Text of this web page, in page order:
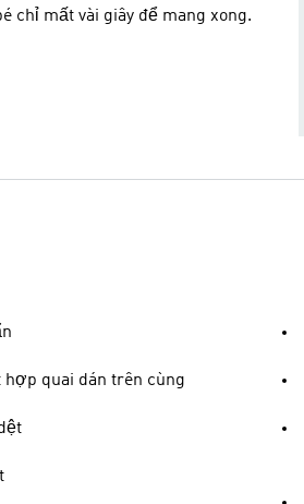
chỉ mất vài giây để mang xong.
hợp quai dán trên cùng